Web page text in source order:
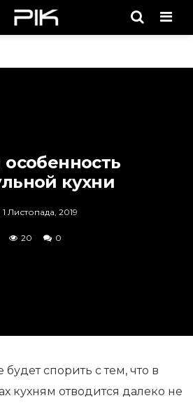
кухни
1 Листопада, 2019
20 0
спорить с тем, что в
кухням отводится далеко не